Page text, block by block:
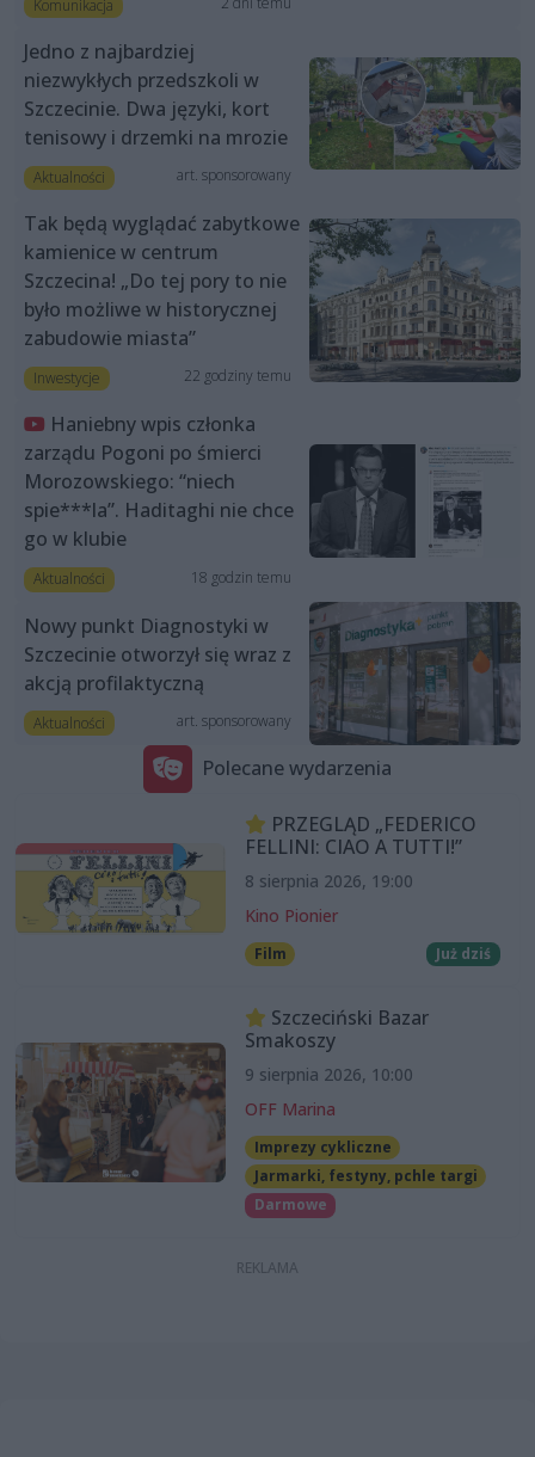
Komunikacja
Jedno z najbardziej
niezwykłych przedszkoli w
Szczecinie. Dwa języki, kort
tenisowy i drzemki na mrozie
Aktualności art. sponsorowany
Tak będą wyglądać zabytkowe
kamienice w centrum
Szczecina! „Do tej pory to nie
było możliwe w historycznej
zabudowie miasta”
Inwestycje 22 godziny temu
Haniebny wpis członka
zarządu Pogoni po śmierci
Morozowskiego: “niech
spie***la”. Haditaghi nie chce
go w klubie
Aktualności 18 godzin temu
Nowy punkt Diagnostyki w
Szczecinie otworzył się wraz z
akcją profilaktyczną
Aktualności art. sponsorowany
Polecane wydarzenia
PRZEGLĄD „FEDERICO
FELLINI: CIAO A TUTTI!”
8 sierpnia 2026, 19:00
Kino Pionier
Film Już dziś
Szczeciński Bazar
Smakoszy
9 sierpnia 2026, 10:00
OFF Marina
Imprezy cykliczne
Jarmarki, festyny, pchle targi
Darmowe